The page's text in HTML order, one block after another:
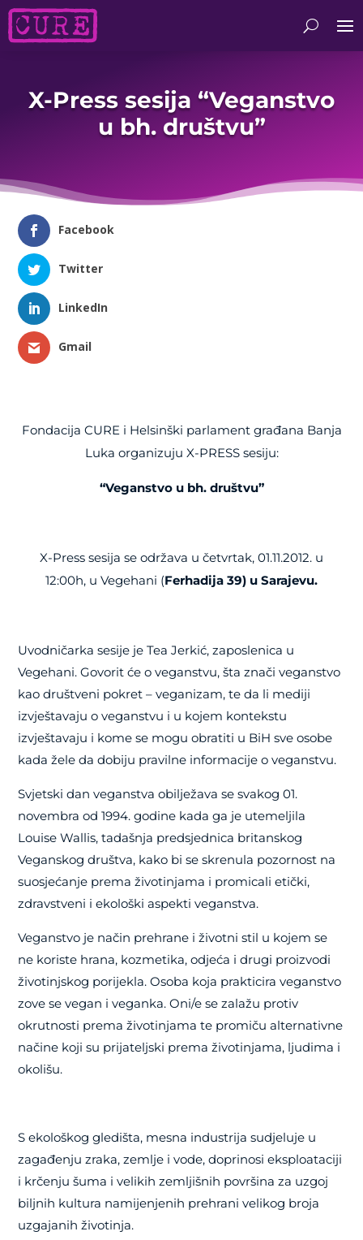
X-Press sesija “Veganstvo
u bh. društvu”
Facebook
Twitter
LinkedIn
Gmail
Fondacija CURE i Helsinški parlament građana Banja
Luka organizuju X-PRESS sesiju:
“Veganstvo u bh. društvu”
X-Press sesija se održava u četvrtak, 01.11.2012. u
12:00h, u Vegehani (Ferhadija 39) u Sarajevu.
Uvodničarka sesije je Tea Jerkić, zaposlenica u
Vegehani. Govorit će o veganstvu, šta znači veganstvo
kao društveni pokret – veganizam, te da li mediji
izvještavaju o veganstvu i u kojem kontekstu
izvještavaju i kome se mogu obratiti u BiH sve osobe
kada žele da dobiju pravilne informacije o veganstvu.
Svjetski dan veganstva obilježava se svakog 01.
novembra od 1994. godine kada ga je utemeljila
Louise Wallis, tadašnja predsjednica britanskog
Veganskog društva, kako bi se skrenula pozornost na
suosjećanje prema životinjama i promicali etički,
zdravstveni i ekološki aspekti veganstva.
Veganstvo je način prehrane i životni stil u kojem se
ne koriste hrana, kozmetika, odjeća i drugi proizvodi
životinjskog porijekla. Osoba koja prakticira veganstvo
zove se vegan i veganka. Oni/e se zalažu protiv
okrutnosti prema životinjama te promiču alternativne
načine koji su prijateljski prema životinjama, ljudima i
okolišu.
S ekološkog gledišta, mesna industrija sudjeluje u
zagađenju zraka, zemlje i vode, doprinosi eksploataciji
i krčenju šuma i velikih zemljišnih površina za uzgoj
biljnih kultura namijenjenih prehrani velikog broja
uzgajanih životinja.